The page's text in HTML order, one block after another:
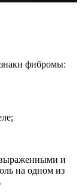
фибромы:
и
на одном из